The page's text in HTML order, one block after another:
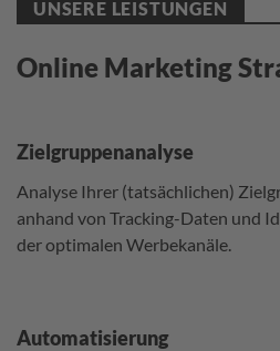
UNSERE LEISTUNGEN
Online Marketing
Zielgruppenanalyse
Analyse Ihrer (tatsächlichen)
anhand von Tracking-Daten und
der optimalen Werbekanäle.
Automatisierung